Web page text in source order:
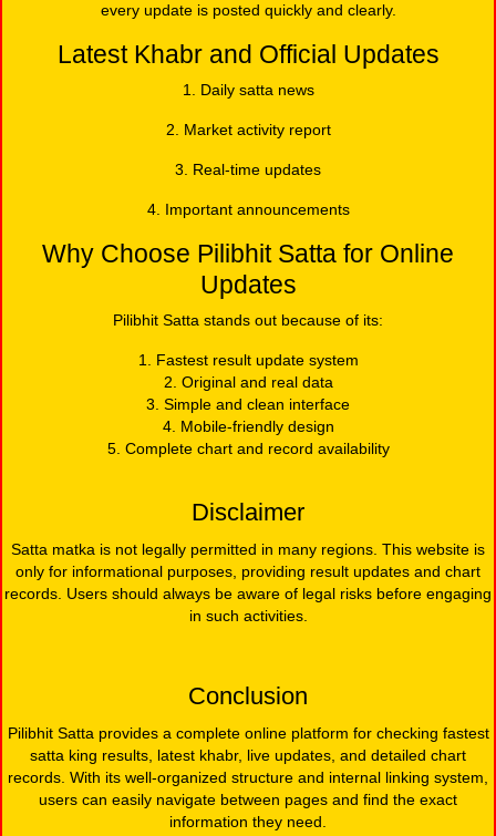
every update is posted quickly and clearly.
Latest Khabr and Official Updates
1. Daily satta news
2. Market activity report
3. Real-time updates
4. Important announcements
Why Choose Pilibhit Satta for Online
Updates
Pilibhit Satta stands out because of its:
1. Fastest result update system
2. Original and real data
3. Simple and clean interface
4. Mobile-friendly design
5. Complete chart and record availability
Disclaimer
Satta matka is not legally permitted in many regions. This website is
only for informational purposes, providing result updates and chart
records. Users should always be aware of legal risks before engaging
in such activities.
Conclusion
Pilibhit Satta provides a complete online platform for checking fastest
satta king results, latest khabr, live updates, and detailed chart
records. With its well-organized structure and internal linking system,
users can easily navigate between pages and find the exact
information they need.